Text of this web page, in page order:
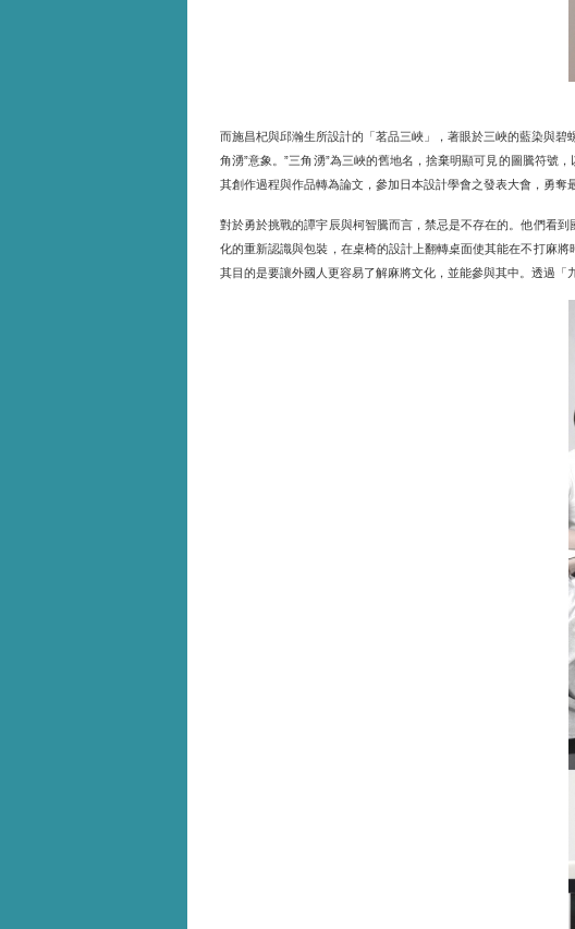
而施昌杞與邱瀚生所設計的「茗品三峽」，著眼於三峽的藍染與
角湧”意象。”三角湧”為三峽的舊地名，捨棄明顯可見的圖騰符號
其創作過程與作品轉為論文，參加日本設計學會之發表大會，勇奪
對於勇於挑戰的譚宇辰與柯智騰而言，禁忌是不存在的。他們看
化的重新認識與包裝，在桌椅的設計上翻轉桌面使其能在不打麻
其目的是要讓外國人更容易了解麻將文化，並能參與其中。透過「